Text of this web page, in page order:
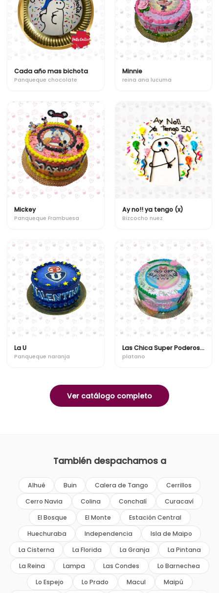
Cada año mas bichota
Panqueque chocolate
Minnie
reina ana lucuma
Mickey
Panqueque Frambuesa
Ay no!! ya tengo (x)
Bizcocho nuez
La U
Panqueque naranja
Las Chica Super Poderosas
platano
Ver catálogo completo
También despachamos a
Alhué Buin Calera de Tango
Cerrillos
Cerro Navia
Colina Conchalí
Curacaví
El Bosque
El Monte
Estación Central
Huechuraba
Independencia
Isla de Maipo
La Cisterna
La Florida La Granja
La Pintana
La Reina
Lampa Las Condes
Lo Barnechea
Lo Espejo
Lo Prado Macul Maipú